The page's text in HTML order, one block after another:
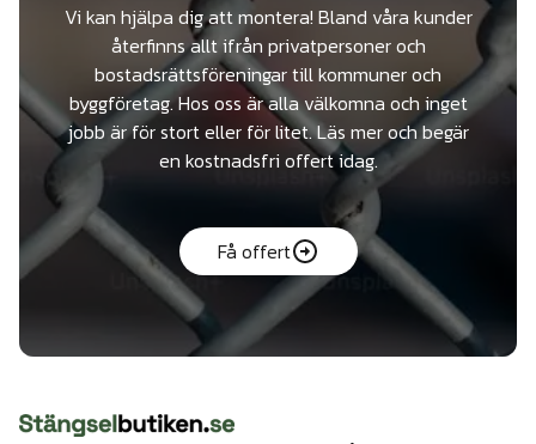
Vi kan hjälpa dig att montera! Bland våra kunder
återfinns allt ifrån privatpersoner och
bostadsrättsföreningar till kommuner och
byggföretag. Hos oss är alla välkomna och inget
jobb är för stort eller för litet. Läs mer och begär
en kostnadsfri offert idag.
Få offert